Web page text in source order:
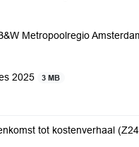
Metropoolregio
2025 3 MB
tot kostenverhaal